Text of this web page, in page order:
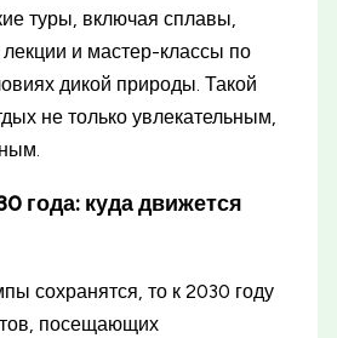
туры, включая сплавы,
и мастер-классы по
дикой природы. Такой
не только увлекательным,
года: куда движется
сохранятся, то к 2030 году
посещающих